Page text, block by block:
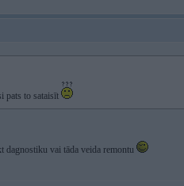
pats to sataisīt
vai tāda veida remontu